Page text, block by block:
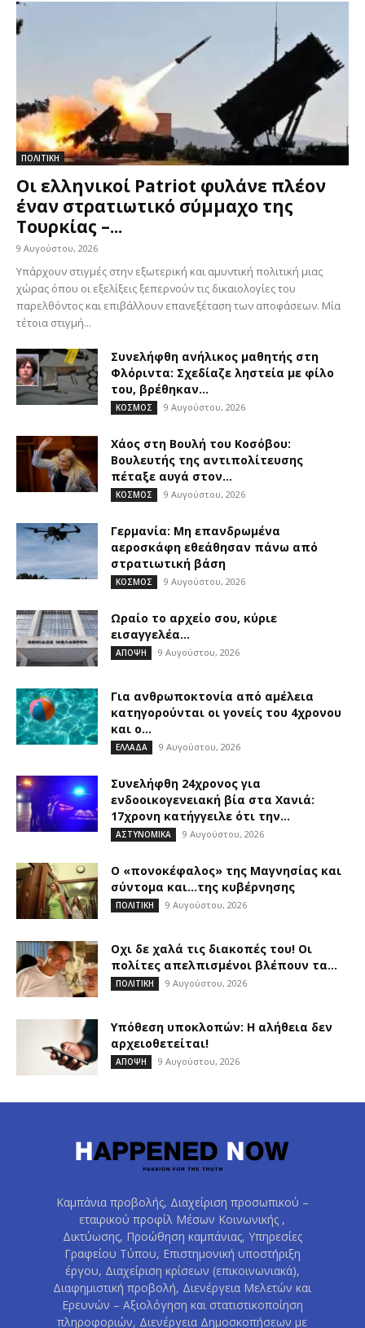
ΠΟΛΙΤΙΚΗ
Οι ελληνικοί Patriot φυλάνε πλέον
έναν στρατιωτικό σύμμαχο της
Τουρκίας –...
9 Αυγούστου, 2026
Υπάρχουν στιγμές στην εξωτερική και αμυντική πολιτική μιας
χώρας όπου οι εξελίξεις ξεπερνούν τις δικαιολογίες του
παρελθόντος και επιβάλλουν επανεξέταση των αποφάσεων. Μία
τέτοια στιγμή...
Συνελήφθη ανήλικος μαθητής στη
Φλόριντα: Σχεδίαζε ληστεία με φίλο
του, βρέθηκαν...
ΚΟΣΜΟΣ 9 Αυγούστου, 2026
Χάος στη Βουλή του Κοσόβου:
Βουλευτής της αντιπολίτευσης
πέταξε αυγά στον...
ΚΟΣΜΟΣ 9 Αυγούστου, 2026
Γερμανία: Μη επανδρωμένα
αεροσκάφη εθεάθησαν πάνω από
στρατιωτική βάση
ΚΟΣΜΟΣ 9 Αυγούστου, 2026
Ωραίο το αρχείο σου, κύριε
εισαγγελέα…
ΑΠΟΨΗ 9 Αυγούστου, 2026
Για ανθρωποκτονία από αμέλεια
κατηγορούνται οι γονείς του 4χρονου
και ο...
ΕΛΛΑΔΑ 9 Αυγούστου, 2026
Συνελήφθη 24χρονος για
ενδοοικογενειακή βία στα Χανιά:
17χρονη κατήγγειλε ότι την...
ΑΣΤΥΝΟΜΙΚΑ 9 Αυγούστου, 2026
Ο «πονοκέφαλος» της Μαγνησίας και
σύντομα και…της κυβέρνησης
ΠΟΛΙΤΙΚΗ 9 Αυγούστου, 2026
Οχι δε χαλά τις διακοπές του! Οι
πολίτες απελπισμένοι βλέπουν τα...
ΠΟΛΙΤΙΚΗ 9 Αυγούστου, 2026
Υπόθεση υποκλοπών: Η αλήθεια δεν
αρχειοθετείται!
ΑΠΟΨΗ 9 Αυγούστου, 2026
Καμπάνια προβολής, Διαχείριση προσωπικού –
εταιρικού προφίλ Μέσων Κοινωνικής ,
Δικτύωσης, Προώθηση καμπάνιας, Υπηρεσίες
Γραφείου Τύπου, Επιστημονική υποστήριξη
έργου, Διαχείριση κρίσεων (επικοινωνιακά),
Διαφημιστική προβολή, Διενέργεια Μελετών και
Ερευνών – Αξιολόγηση και στατιστικοποίηση
πληροφοριών, Διενέργεια Δημοσκοπήσεων με